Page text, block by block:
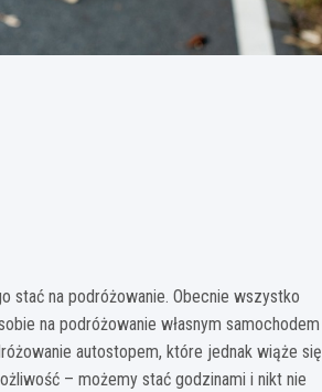
stać na podróżowanie. Obecnie wszystko
na podróżowanie własnym samochodem
autostopem, które jednak wiąże się
– możemy stać godzinami i nikt nie